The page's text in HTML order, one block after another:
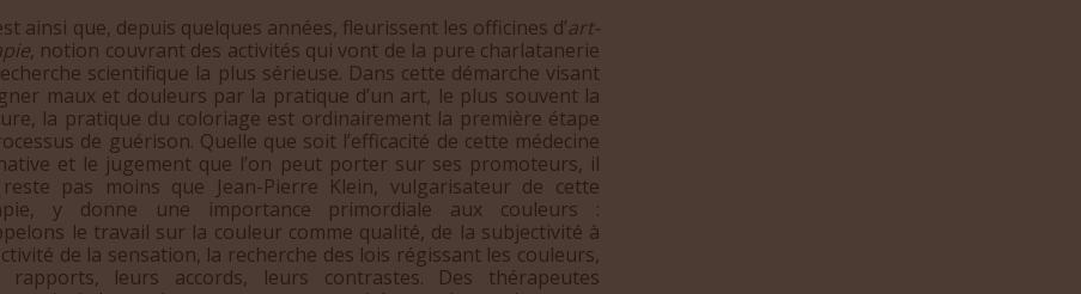
ainsi que, depuis quelques années, fleurissent les officines d’art-
, notion couvrant des activités qui vont de la pure charlatanerie
scientifique la plus sérieuse. Dans cette démarche visant
maux et douleurs par la pratique d’un art, le plus souvent la
la pratique du coloriage est ordinairement la première étape
de guérison. Quelle que soit l’efficacité de cette médecine
et le jugement que l’on peut porter sur ses promoteurs, il
reste pas moins que Jean-Pierre Klein, vulgarisateur de cette
y donne une importance primordiale aux couleurs :
le travail sur la couleur comme qualité, de la subjectivité à
de la sensation, la recherche des lois régissant les couleurs,
rapports, leurs accords, leurs contrastes. Des thérapeutes